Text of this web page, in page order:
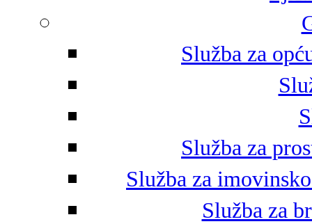
Služba za
Služba za
Služba za
Služba za